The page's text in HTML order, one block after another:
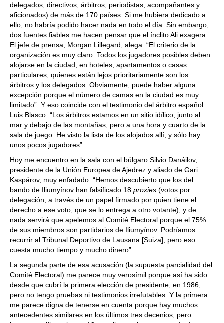
delegados, directivos, árbitros, periodistas, acompañantes y
aficionados) de más de 170 países. Si me hubiera dedicado a
ello, no habría podido hacer nada en todo el día. Sin embargo,
dos fuentes fiables me hacen pensar que el ínclito Ali exagera.
El jefe de prensa, Morgan Lillegard, alega: “El criterio de la
organización es muy claro. Todos los jugadores posibles deben
alojarse en la ciudad, en hoteles, apartamentos o casas
particulares; quienes están lejos prioritariamente son los
árbitros y los delegados. Obviamente, puede haber alguna
excepción porque el número de camas en la ciudad es muy
limitado”. Y eso coincide con el testimonio del árbitro español
Luis Blasco: “Los árbitros estamos en un sitio idílico, junto al
mar y debajo de las montañas, pero a una hora y cuarto de la
sala de juego. He visto la lista de los alojados allí, y sólo hay
unos pocos jugadores”.
Hoy me encuentro en la sala con el búlgaro Silvio Danáilov,
presidente de la Unión Europea de Ajedrez y aliado de Gari
Kaspárov, muy enfadado: “Hemos descubierto que los del
bando de Iliumyínov han falsificado 18 proxies (votos por
delegación, a través de un papel firmado por quien tiene el
derecho a ese voto, que se lo entrega a otro votante), y de
nada servirá que apelemos al Comité Electoral porque el 75%
de sus miembros son partidarios de Iliumyínov. Podríamos
recurrir al Tribunal Deportivo de Lausana [Suiza], pero eso
cuesta mucho tiempo y mucho dinero”.
La segunda parte de esa acusación (la supuesta parcialidad del
Comité Electoral) me parece muy verosímil porque así ha sido
desde que cubrí la primera elección de presidente, en 1986;
pero no tengo pruebas ni testimonios irrefutables. Y la primera
me parece digna de tenerse en cuenta porque hay muchos
antecedentes similares en los últimos tres decenios; pero